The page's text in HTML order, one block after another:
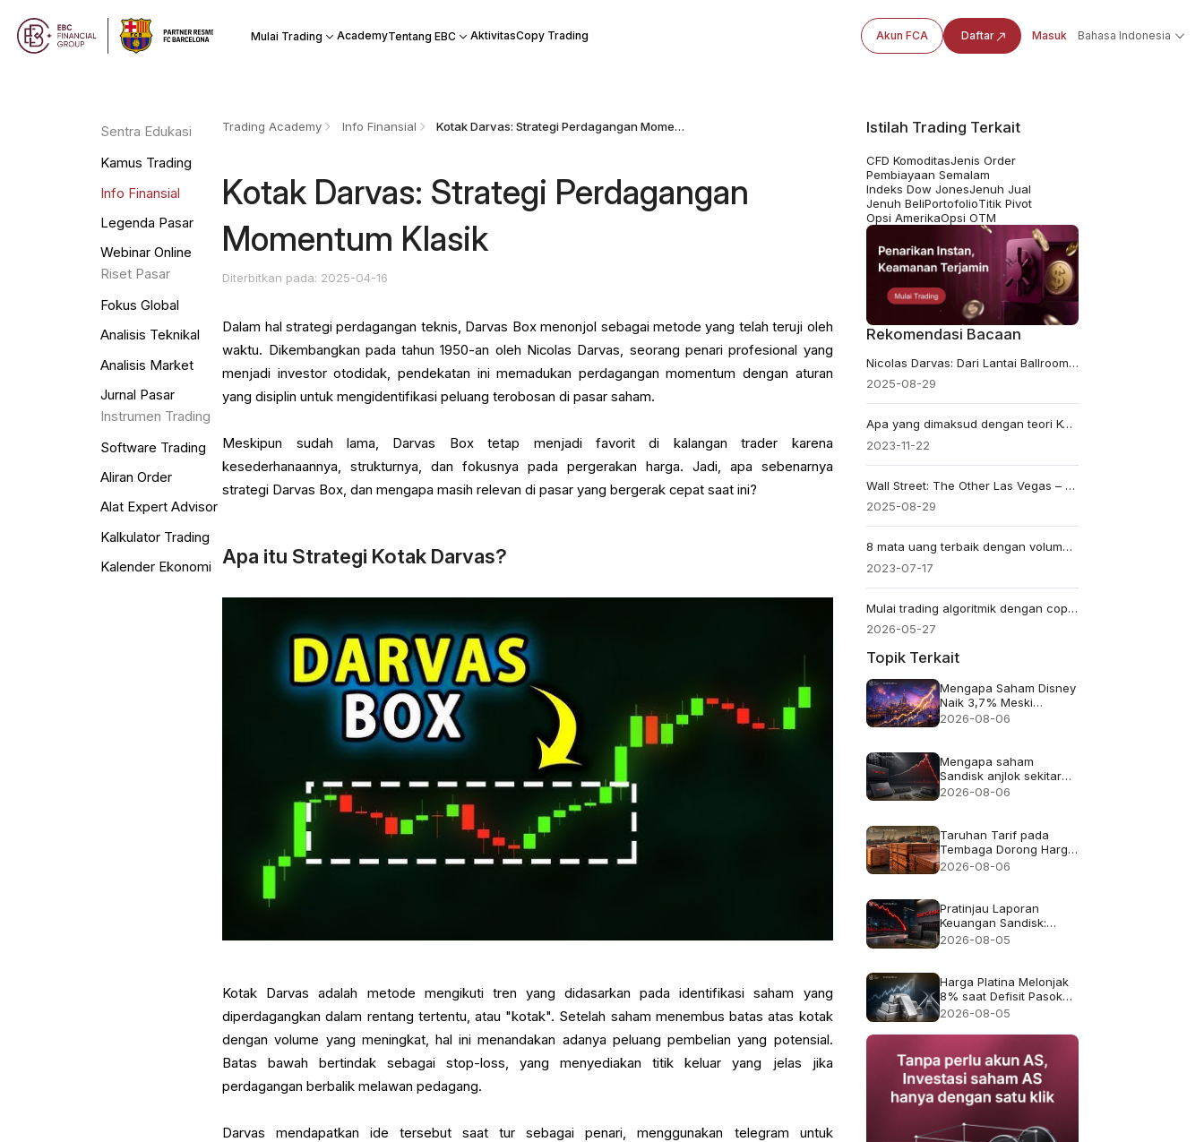
Mulai Trading AcademyTentang EBC AktivitasCopy Trading Akun FCA Daftar Masuk Bahasa Indonesia
Sentra Edukasi
Kamus Trading
Info Finansial
Legenda Pasar
Webinar Online
Riset Pasar
Fokus Global
Analisis Teknikal
Analisis Market
Jurnal Pasar
Instrumen Trading
Software Trading
Aliran Order
Alat Expert Advisor
Kalkulator Trading
Kalender Ekonomi
Trading Academy Info Finansial Kotak Darvas: Strategi Perdagangan Momentum Klasik
Kotak Darvas: Strategi Perdagangan
Momentum Klasik
Diterbitkan pada: 2025-04-16
Dalam hal strategi perdagangan teknis, Darvas Box menonjol sebagai metode yang telah teruji oleh
waktu. Dikembangkan pada tahun 1950-an oleh Nicolas Darvas, seorang penari profesional yang
menjadi investor otodidak, pendekatan ini memadukan perdagangan momentum dengan aturan
yang disiplin untuk mengidentifikasi peluang terobosan di pasar saham.
Meskipun sudah lama, Darvas Box tetap menjadi favorit di kalangan trader karena
kesederhanaannya, strukturnya, dan fokusnya pada pergerakan harga. Jadi, apa sebenarnya
strategi Darvas Box, dan mengapa masih relevan di pasar yang bergerak cepat saat ini?
Apa itu Strategi Kotak Darvas?
Kotak Darvas adalah metode mengikuti tren yang didasarkan pada identifikasi saham yang
diperdagangkan dalam rentang tertentu, atau "kotak". Setelah saham menembus batas atas kotak
dengan volume yang meningkat, hal ini menandakan adanya peluang pembelian yang potensial.
Batas bawah bertindak sebagai stop-loss, yang menyediakan titik keluar yang jelas jika
perdagangan berbalik melawan pedagang.
Darvas mendapatkan ide tersebut saat tur sebagai penari, menggunakan telegram untuk
Istilah Trading Terkait
CFD KomoditasJenis Order
Pembiayaan Semalam
Indeks Dow JonesJenuh Jual
Jenuh BeliPortofolioTitik Pivot
Opsi AmerikaOpsi OTM
Rekomendasi Bacaan
Nicolas Darvas: Dari Lantai Ballroom Menjadi Legenda Wall Street
2025-08-29
Apa yang dimaksud dengan teori Kotak?
2023-11-22
Wall Street: The Other Las Vegas – Menguasai Teori Kotak
2025-08-29
8 mata uang terbaik dengan volume transaksi tertinggi
2023-07-17
Mulai trading algoritmik dengan copy trading EBC, MT4, dan MT5
2026-05-27
Topik Terkait
Mengapa Saham Disney
Naik 3,7% Meski
Pendapatan Meleset
2026-08-06
Mengapa saham
Sandisk anjlok sekitar
13% meskipun
2026-08-06
Taruhan Tarif pada
Tembaga Dorong Harga
Tembaga ke Rekor
2026-08-06
Pratinjau Laporan
Keuangan Sandisk:
Apakah Pertumbuhan
pada Juli?
2026-08-05
Harga Platina Melonjak
8% saat Defisit Pasokan
2026 Kembali Menjadi
2026-08-05